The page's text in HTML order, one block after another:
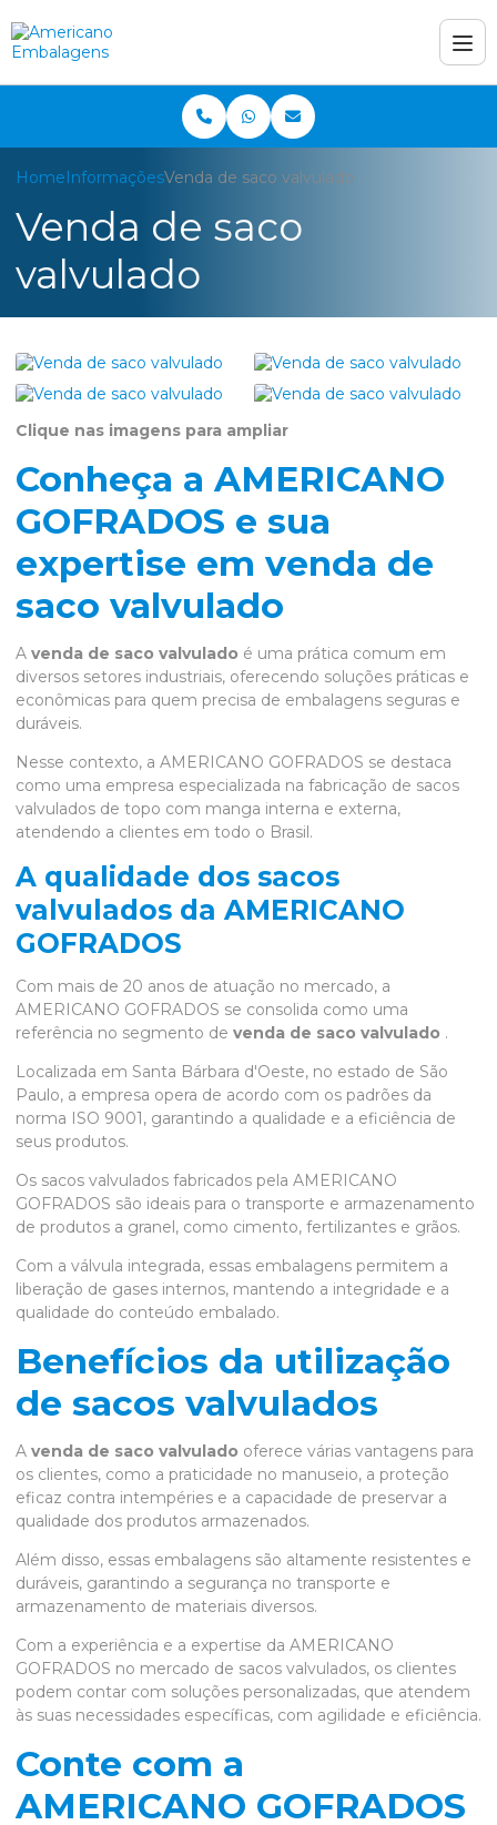
HomeInformaçõesVenda de saco valvulado
Venda de saco
valvulado
Clique nas imagens para ampliar
Conheça a AMERICANO
GOFRADOS e sua
expertise em venda de
saco valvulado
A venda de saco valvulado é uma prática comum em
diversos setores industriais, oferecendo soluções práticas e
econômicas para quem precisa de embalagens seguras e
duráveis.
Nesse contexto, a AMERICANO GOFRADOS se destaca
como uma empresa especializada na fabricação de sacos
valvulados de topo com manga interna e externa,
atendendo a clientes em todo o Brasil.
A qualidade dos sacos
valvulados da AMERICANO
GOFRADOS
Com mais de 20 anos de atuação no mercado, a
AMERICANO GOFRADOS se consolida como uma
referência no segmento de venda de saco valvulado .
Localizada em Santa Bárbara d'Oeste, no estado de São
Paulo, a empresa opera de acordo com os padrões da
norma ISO 9001, garantindo a qualidade e a eficiência de
seus produtos.
Os sacos valvulados fabricados pela AMERICANO
GOFRADOS são ideais para o transporte e armazenamento
de produtos a granel, como cimento, fertilizantes e grãos.
Com a válvula integrada, essas embalagens permitem a
liberação de gases internos, mantendo a integridade e a
qualidade do conteúdo embalado.
Benefícios da utilização
de sacos valvulados
A venda de saco valvulado oferece várias vantagens para
os clientes, como a praticidade no manuseio, a proteção
eficaz contra intempéries e a capacidade de preservar a
qualidade dos produtos armazenados.
Além disso, essas embalagens são altamente resistentes e
duráveis, garantindo a segurança no transporte e
armazenamento de materiais diversos.
Com a experiência e a expertise da AMERICANO
GOFRADOS no mercado de sacos valvulados, os clientes
podem contar com soluções personalizadas, que atendem
às suas necessidades específicas, com agilidade e eficiência.
Conte com a
AMERICANO GOFRADOS